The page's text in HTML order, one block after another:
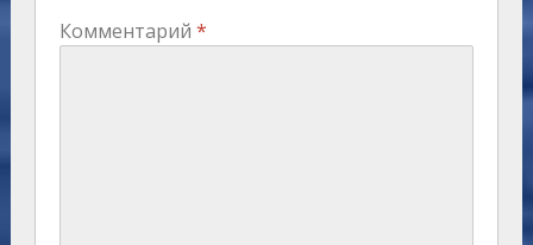
Комментарий *